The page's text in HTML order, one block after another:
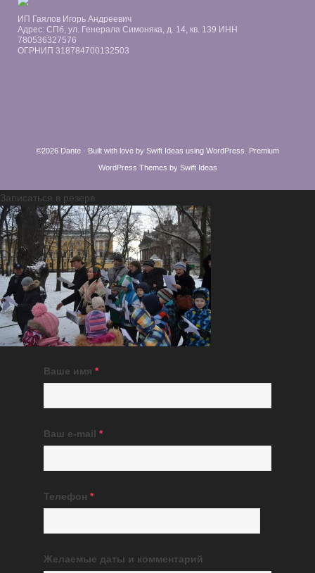
ИП Гаялов Игорь Андреевич
Адрес: СПб, ул. Генерала Симоняка, д. 14, кв. 139 ИНН
780536327576
ОГРНИП 318784700132503
©2026 Dante · Built with love by Swift Ideas using WordPress
Premium
WordPress Themes by Swift Ideas
Записаться в резерв
Ваше имя *
Ваш e-mail *
Телефон *
Желаемые даты и комментарий